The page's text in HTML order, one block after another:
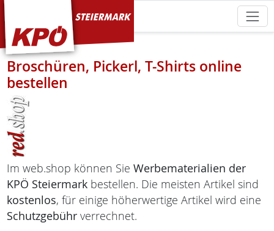
KPÖ Steiermark
Broschüren, Pickerl, T-Shirts online
bestellen
Im web.shop können Sie Werbematerialien der
KPÖ Steiermarkbestellen. Die meisten Artikel sind
kostenlos, für einige höherwertige Artikel wird eine
Schutzgebührverrechnet.